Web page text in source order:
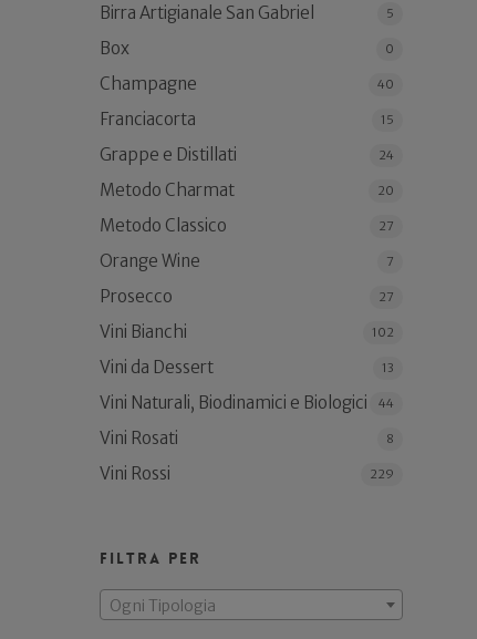
Birra Artigianale San Gabriel 5
Box 0
Champagne 40
Franciacorta 15
Grappe e Distillati 24
Metodo Charmat 20
Metodo Classico 27
Orange Wine 7
Prosecco 27
Vini Bianchi 102
Vini da Dessert 13
Vini Naturali, Biodinamici e Biologici 44
Vini Rosati 8
Vini Rossi 229
Filtra per
Ogni Tipologia